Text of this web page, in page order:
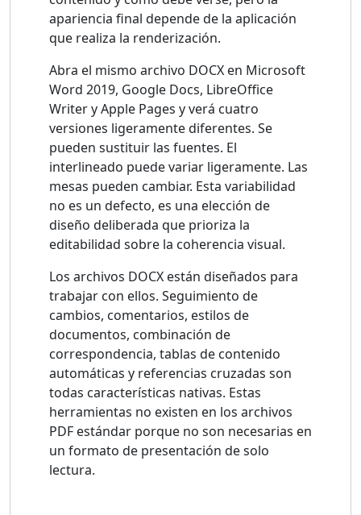
apariencia final depende de la aplicación
que realiza la renderización.
Abra el mismo archivo DOCX en Microsoft
Word 2019, Google Docs, LibreOffice
Writer y Apple Pages y verá cuatro
versiones ligeramente diferentes. Se
pueden sustituir las fuentes. El
interlineado puede variar ligeramente. Las
mesas pueden cambiar. Esta variabilidad
no es un defecto, es una elección de
diseño deliberada que prioriza la
editabilidad sobre la coherencia visual.
Los archivos DOCX están diseñados para
trabajar con ellos. Seguimiento de
cambios, comentarios, estilos de
documentos, combinación de
correspondencia, tablas de contenido
automáticas y referencias cruzadas son
todas características nativas. Estas
herramientas no existen en los archivos
PDF estándar porque no son necesarias en
un formato de presentación de solo
lectura.